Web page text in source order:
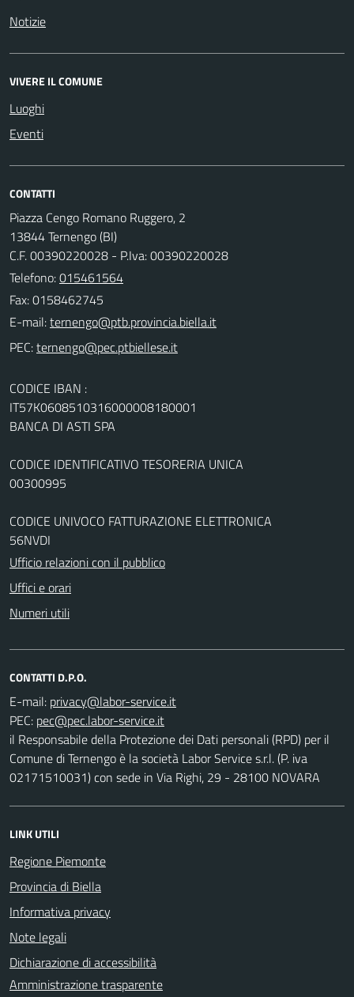
Notizie
VIVERE IL COMUNE
Luoghi
Eventi
CONTATTI
Piazza Cengo Romano Ruggero, 2
13844 Ternengo (BI)
C.F. 00390220028 - P.Iva: 00390220028
Telefono:015461564
Fax: 0158462745
E-mail:
PEC:
CODICE IBAN :
IT57K0608510316000008180001
BANCA DI ASTI SPA
CODICE IDENTIFICATIVO TESORERIA UNICA
00300995
CODICE UNIVOCO FATTURAZIONE ELETTRONICA
56NVDI
Ufficio relazioni con il pubblico
Uffici e orari
Numeri utili
CONTATTI D.P.O.
E-mail:
PEC:
il Responsabile della Protezione dei Dati personali (RPD) per il
Comune di Ternengo è la società Labor Service s.r.l. (P. iva
02171510031) con sede in Via Righi, 29 - 28100 NOVARA
LINK UTILI
Regione Piemonte
Provincia di Biella
Informativa privacy
Note legali
Dichiarazione di accessibilità
Amministrazione trasparente